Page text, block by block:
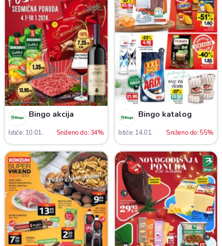
Bingo akcija
Ističe: 10.01. Sniženo do: 34%
Bingo katalog
Ističe: 14.01. Sniženo do: 55%